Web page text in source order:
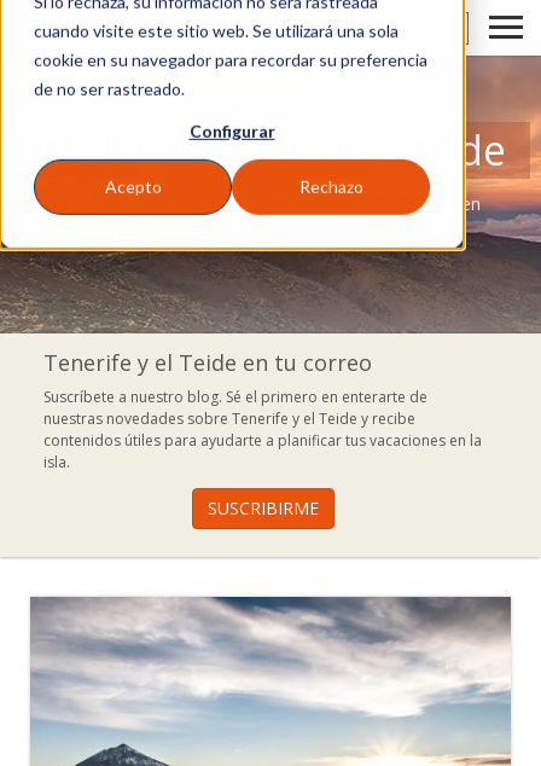
cuando visite este sitio web. Se utilizará una sola
cookie en su navegador para recordar su preferencia
de no ser rastreado.
Configurar
Acepto Rechazo
El blog de Volcano Teide
Un blog donde descubrir todo lo que puedes hacer en
Tenerife y el Teide en tu correo
Suscríbete a nuestro blog. Sé el primero en enterarte de
nuestras novedades sobre Tenerife y el Teide y recibe
contenidos útiles para ayudarte a planificar tus vacaciones en la
isla.